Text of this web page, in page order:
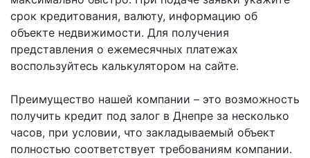
срок кредитования, валюту, информацию об
объекте недвижимости. Для получения
представления о ежемесячных платежах
воспользуйтесь калькулятором на сайте.
Преимущество нашей компании – это возможность
получить кредит под залог в Днепре за несколько
часов, при условии, что закладываемый объект
полностью соответствует требованиям компании.